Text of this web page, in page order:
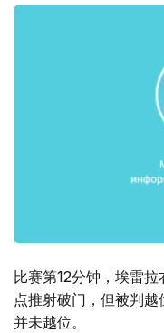
比赛第12分钟，埃雷
点推射破门，但被判
并未越位。